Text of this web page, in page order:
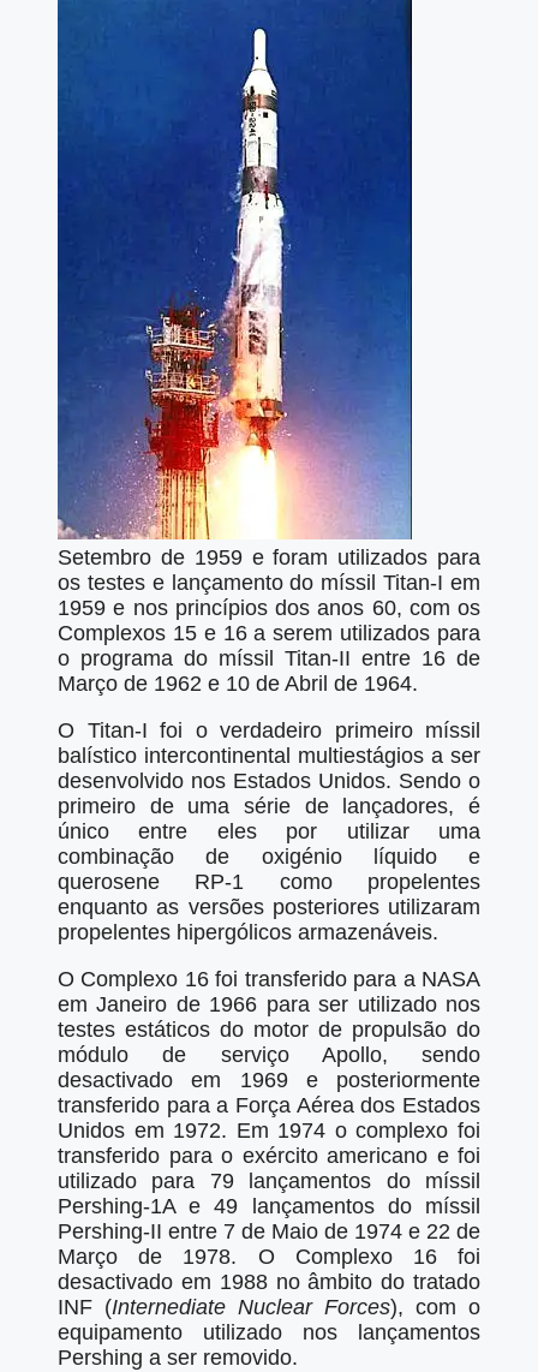
Setembro de 1959 e foram utilizados para
os testes e lançamento do míssil Titan-I em
1959 e nos princípios dos anos 60, com os
Complexos 15 e 16 a serem utilizados para
o programa do míssil Titan-II entre 16 de
Março de 1962 e 10 de Abril de 1964.
O Titan-I foi o verdadeiro primeiro míssil
balístico intercontinental multiestágios a ser
desenvolvido nos Estados Unidos. Sendo o
primeiro de uma série de lançadores, é
único entre eles por utilizar uma
combinação de oxigénio líquido e
querosene RP-1 como propelentes
enquanto as versões posteriores utilizaram
propelentes hipergólicos armazenáveis.
O Complexo 16 foi transferido para a NASA
em Janeiro de 1966 para ser utilizado nos
testes estáticos do motor de propulsão do
módulo de serviço Apollo, sendo
desactivado em 1969 e posteriormente
transferido para a Força Aérea dos Estados
Unidos em 1972. Em 1974 o complexo foi
transferido para o exército americano e foi
utilizado para 79 lançamentos do míssil
Pershing-1A e 49 lançamentos do míssil
Pershing-II entre 7 de Maio de 1974 e 22 de
Março de 1978. O Complexo 16 foi
desactivado em 1988 no âmbito do tratado
INF (Internediate Nuclear Forces), com o
equipamento utilizado nos lançamentos
Pershing a ser removido.